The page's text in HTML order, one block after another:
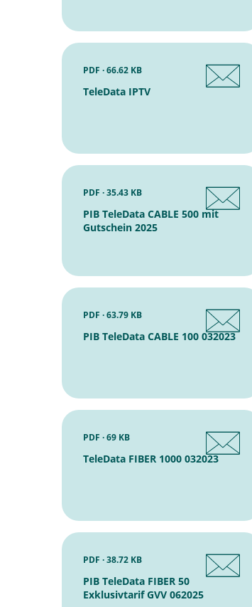
TeleData IPTV
PDF · 66.62 KB
PIB TeleData CABLE 500 mit
Gutschein 2025
PDF · 35.43 KB
PIB TeleData CABLE 100 032023
PDF · 63.79 KB
TeleData FIBER 1000 032023
PDF · 69 KB
PIB TeleData FIBER 50
Exklusivtarif GVV 062025
PDF · 38.72 KB